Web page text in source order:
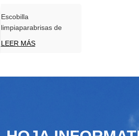
Escobilla
limpiaparabrisas de
nieve de invierno de
nuevo diseño
LEER MÁS